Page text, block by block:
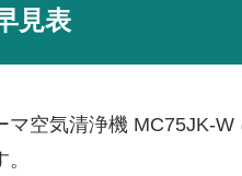
見表
マ空気清浄機 MC75JK-